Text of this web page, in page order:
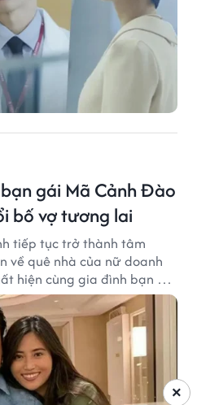
gái Mã Cảnh Đào
bố vợ tương lai
tiếp tục trở thành tâm
về quê nhà của nữ doanh
hiện cùng gia đình bạn gái
sự quan tâm trên mạng
×